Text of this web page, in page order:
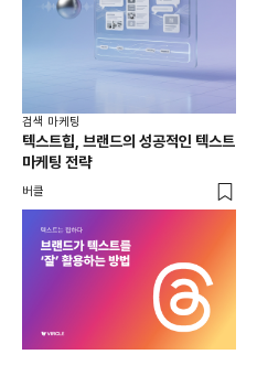
검색 마케팅
텍스트힙, 브랜드의 성공적인 텍스트
마케팅 전략
버클